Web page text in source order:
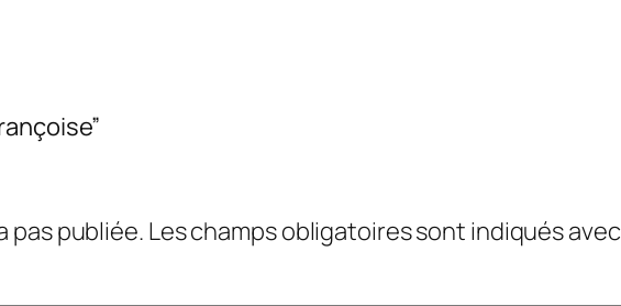
pas publiée.Les champs obligatoires sont indiqués